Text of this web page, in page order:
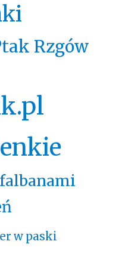
Rzgów
w paski